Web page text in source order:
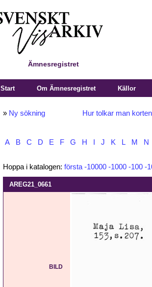
Ämnesregistret
Start Om Ämnesregistret Källor
» Ny sökning Hur tolkar man
A B C D E F G H J K L M N
Hoppa i katalogen: första -10000 -1000 -100 -
AREG21_0661
BILD